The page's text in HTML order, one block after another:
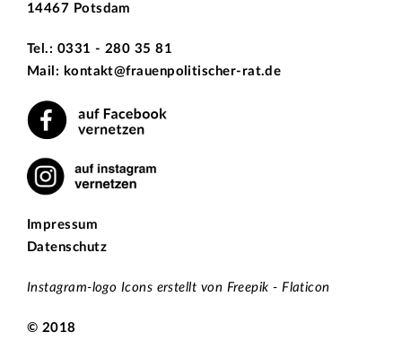
14467 Potsdam
Tel.: 0331 - 280 35 81
Mail: kontakt@frauenpolitischer-rat.de
Impressum
Datenschutz
Instagram-logo Icons erstellt von Freepik - Flaticon
© 2018